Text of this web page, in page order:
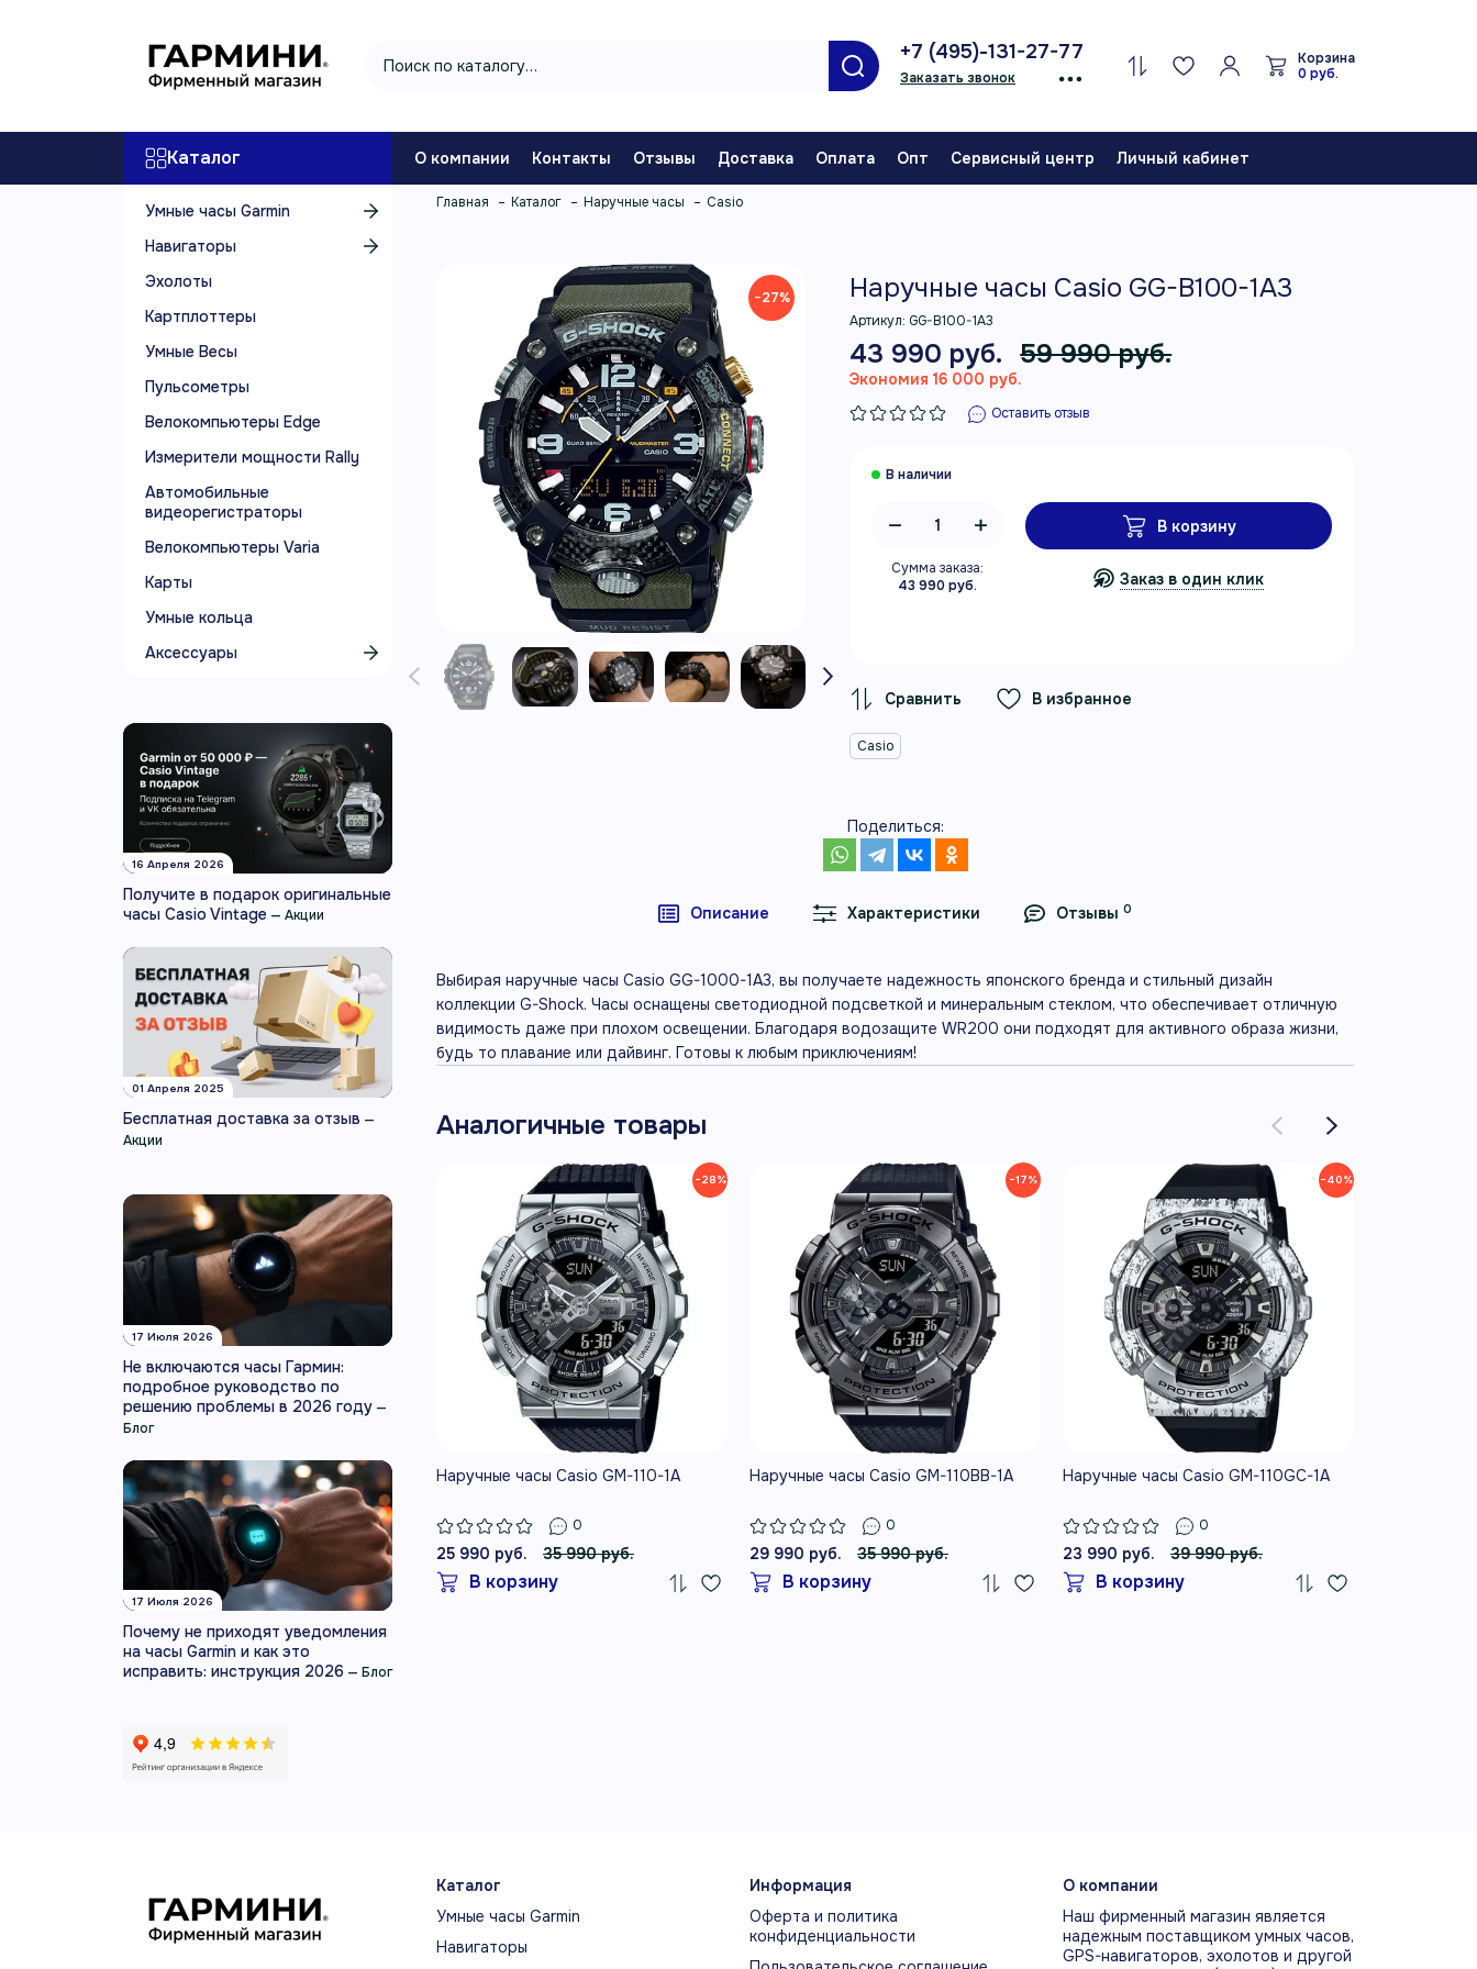
+7 (495)-131-27-77
Заказать звонок
Корзина
0 руб.
Каталог О компании Контакты Отзывы Доставка Оплата Опт Сервисный центр Личный кабинет
Главная Каталог Наручные часы Casio
Умные часы Garmin
Навигаторы
Эхолоты
Картплоттеры
Умные Весы
Пульсометры
Велокомпьютеры Edge
Измерители мощности Rally
Автомобильные
видеорегистраторы
Велокомпьютеры Varia
Карты
Умные кольца
Аксессуары
16 Апреля 2026
Получите в подарок оригинальные
часы Casio Vintage — Акции
01 Апреля 2025
Бесплатная доставка за отзыв —
Акции
17 Июля 2026
Не включаются часы Гармин:
подробное руководство по
решению проблемы в 2026 году —
Блог
17 Июля 2026
Почему не приходят уведомления
на часы Garmin и как это
исправить: инструкция 2026 — Блог
−27% Наручные часы Casio GG-B100-1A3
Артикул: GG-B100-1A3
43 990 руб. 59 990 руб.
Экономия 16 000 руб.
Оставить отзыв
Сумма заказа:
43 990 руб.
В корзину
Заказ в один клик
В избранное
Casio
Поделиться:
Описание Характеристики Отзывы 0
Выбирая наручные часы Casio GG-1000-1A3, вы получаете надежность японского бренда и стильный дизайн
коллекции G-Shock. Часы оснащены светодиодной подсветкой и минеральным стеклом, что обеспечивает отличную
видимость даже при плохом освещении. Благодаря водозащите WR200 они подходят для активного образа жизни,
будь то плавание или дайвинг. Готовы к любым приключениям!
Аналогичные товары
−28%
Наручные часы Casio GM-110-1A
0
25 990 руб. 35 990 руб.
В корзину
−17%
Наручные часы Casio GM-110BB-1A
0
29 990 руб. 35 990 руб.
В корзину
−40%
Наручные часы Casio GM-110GC-1A
0
23 990 руб. 39 990 руб.
В корзину
Каталог
Умные часы Garmin
Навигаторы
Информация
Оферта и политика
конфиденциальности
О компании
Наш фирменный магазин является
надежным поставщиком умных часов,
GPS-навигаторов, эхолотов и другой